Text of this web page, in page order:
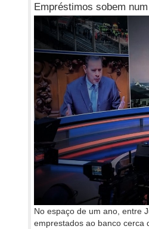
Empréstimos sobem
No espaço de um ano, entre
emprestados ao banco cerca